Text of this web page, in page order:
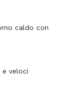
caldo con
e veloci